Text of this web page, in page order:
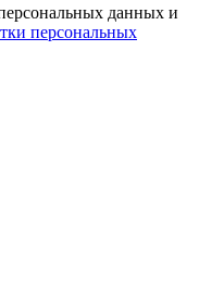
данных и
персональных